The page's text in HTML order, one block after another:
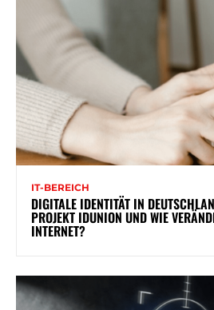
IT-BEREICH
DIGITALE IDENTITÄT IN
PROJEKT IDUNION UND WIE
INTERNET?